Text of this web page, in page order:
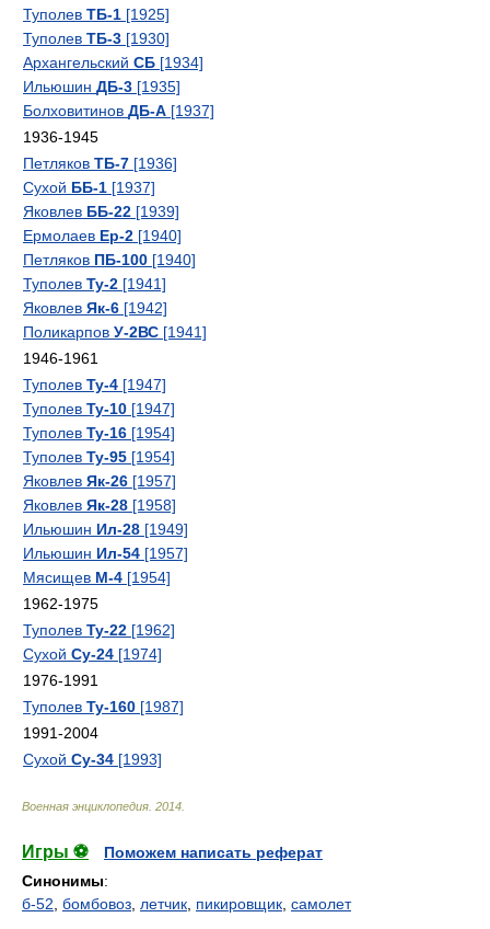
Туполев ТБ-1 [1925]
Туполев ТБ-3 [1930]
Архангельский СБ [1934]
Ильюшин ДБ-3 [1935]
Болховитинов ДБ-А [1937]
1936-1945
Петляков ТБ-7 [1936]
Сухой ББ-1 [1937]
Яковлев ББ-22 [1939]
Ермолаев Ер-2 [1940]
Петляков ПБ-100 [1940]
Туполев Ту-2 [1941]
Яковлев Як-6 [1942]
Поликарпов У-2ВС [1941]
1946-1961
Туполев Ту-4 [1947]
Туполев Ту-10 [1947]
Туполев Ту-16 [1954]
Туполев Ту-95 [1954]
Яковлев Як-26 [1957]
Яковлев Як-28 [1958]
Ильюшин Ил-28 [1949]
Ильюшин Ил-54 [1957]
Мясищев М-4 [1954]
1962-1975
Туполев Ту-22 [1962]
Сухой Су-24 [1974]
1976-1991
Туполев Ту-160 [1987]
1991-2004
Сухой Су-34 [1993]
Военная энциклопедия 2014
Игры ⚽
Поможем написать реферат
Синонимы:
б-52 бомбовоз летчик пикировщик самолет